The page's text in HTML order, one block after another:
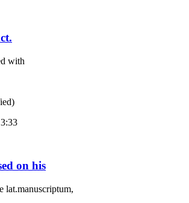
with
on his
lat.manuscriptum,